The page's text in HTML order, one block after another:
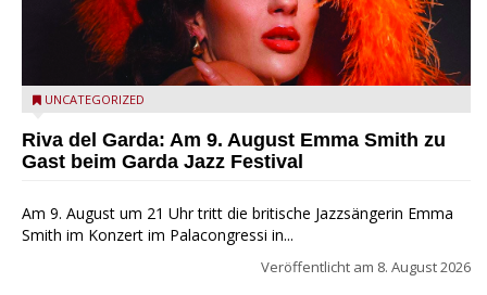
Riva del Garda - Emma Smith zu Gast beim Garda Jazz
UNCATEGORIZED
Riva del Garda: Am 9. August Emma Smith zu
Gast beim Garda Jazz Festival
Am 9. August um 21 Uhr tritt die britische Jazzsängerin Emma
Smith im Konzert im Palacongressi in...
Veröffentlicht am 8. August 2026